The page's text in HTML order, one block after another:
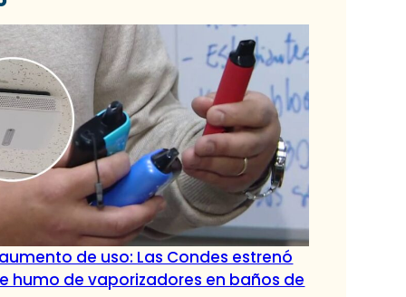
de uso: Las Condes estrenó
humo de vaporizadores en baños de